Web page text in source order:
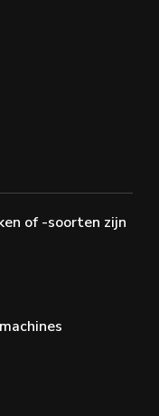
of -soorten zijn